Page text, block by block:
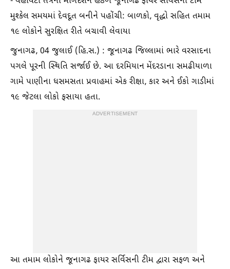
મુશ્કેલ સમયમાં દેવદૂત બનીને પહોંચી: બાળકો, વૃદ્ધો સહિત તમામ
૧૯ લોકોને સુરક્ષિત રીતે બચાવી લેવાયા
જુનાગઢ, 04 જુલાઈ (હિ.સ.) : જૂનાગઢ જિલ્લામાં ભારે વરસાદના
પગલે પૂરની સ્થિતિ સર્જાઈ છે. આ દરમિયાન મેંદરડાના સમઢીયાળા
ગામે પાણીના ધસમસતા પ્રવાહમાં એક રીક્ષા, કાર અને ઈકો ગાડીમાં
૧૯ જેટલા લોકો ફસાયા હતા.
ADVERTISEMENT
આ તમામ લોકોને જૂનાગઢ ફાયર સર્વિસની ટીમ દ્વારા સફળ અને